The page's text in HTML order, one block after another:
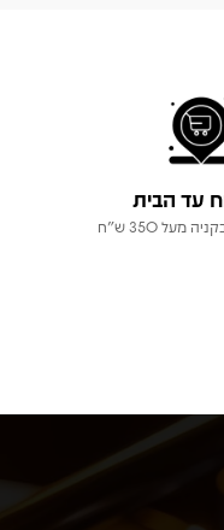
עד הבית
מעל 350 ש"ח